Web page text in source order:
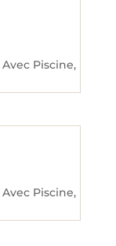
Avec Piscine,
Avec Piscine,